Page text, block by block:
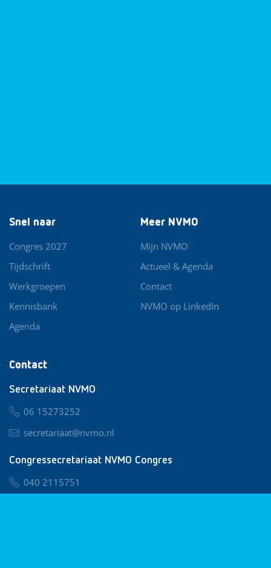
Contact
Secretariaat NVMO
06 15273252
secretariaat@nvmo.nl
Congressecretariaat NVMO Congres
040 2115751
Snel naar
Congres 2027
Tijdschrift
Werkgroepen
Kennisbank
Agenda
Meer NVMO
Mijn NVMO
Actueel & Agenda
Contact
NVMO op LinkedIn